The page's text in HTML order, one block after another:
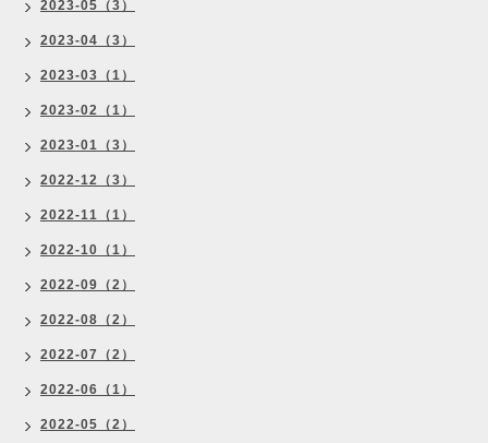
2023-05（3）
2023-04（3）
2023-03（1）
2023-02（1）
2023-01（3）
2022-12（3）
2022-11（1）
2022-10（1）
2022-09（2）
2022-08（2）
2022-07（2）
2022-06（1）
2022-05（2）